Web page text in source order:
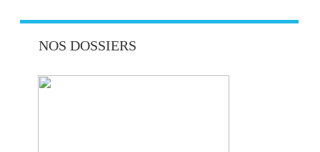
NOS DOSSIERS